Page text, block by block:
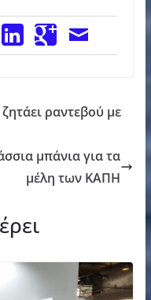
ραντεβού με
μπάνια για τα
μέλη των ΚΑΠΗ